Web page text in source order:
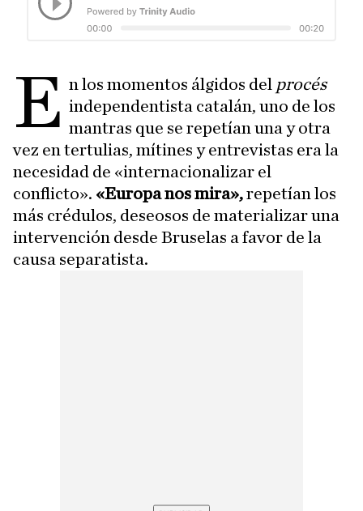
E n los momentos álgidos del procés
independentista catalán, uno de los
mantras que se repetían una y otra
vez en tertulias, mítines y entrevistas era la
necesidad de «internacionalizar el
conflicto». «Europa nos mira»,repetían los
más crédulos, deseosos de materializar una
intervención desde Bruselas a favor de la
causa separatista.